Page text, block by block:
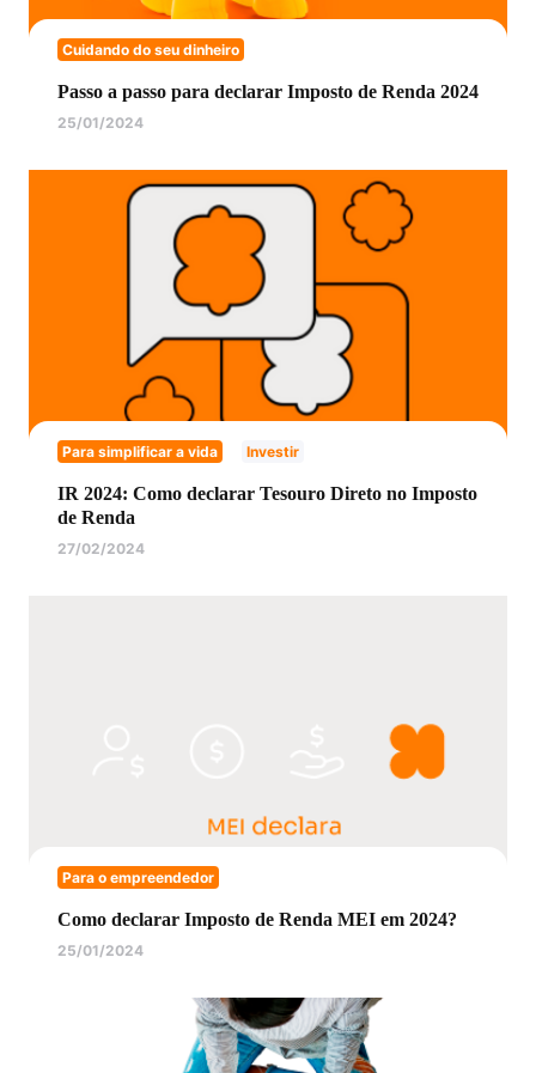
Cuidando do seu dinheiro
Passo a passo para declarar Imposto de Renda 2024
25/01/2024
Para simplificar a vida Investir
IR 2024: Como declarar Tesouro Direto no Imposto
de Renda
27/02/2024
Para o empreendedor
Como declarar Imposto de Renda MEI em 2024?
25/01/2024